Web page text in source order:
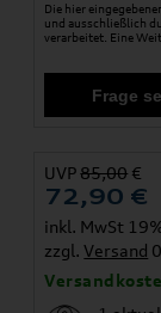
Die hier
und ausschließlich
verarbeitet. Eine
UVP85,00 €
72,90 €
inkl. MwSt
zzgl.Versand